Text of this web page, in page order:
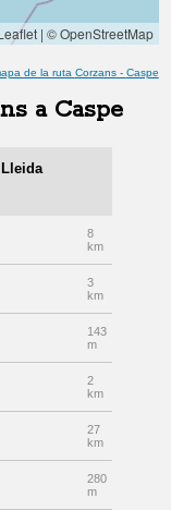
| © OpenStreetMap
de la ruta Corzans- Caspe
a Caspe
8
km
3
km
143
m
2
km
27
km
280
m